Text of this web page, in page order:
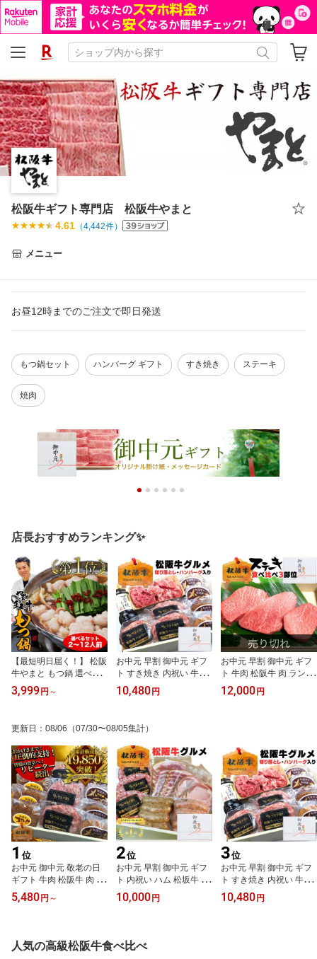
松阪牛ギフト専門店 松阪牛やまと
4.61 （4,442件）
メニュー
お昼12時までのご注文で即日発送
もつ鍋セット ハンバーグ ギフト すき焼き ステーキ
焼肉
店長おすすめランキング✨️
【最短明日届く！】 松阪
牛やまと もつ鍋 選べる 2
人前 4人前 6人前 8人前 1
2人前 セット お取り寄せ
グルメ プレゼント 鍋パ
ーティー ホルモン スー
プ
3,999円 ～
お中元 早割 御中元 ギフ
ト すき焼き 内祝い 牛肉
松阪牛 肉 ハンバーグ 詰
め合わせ 松坂牛 デラッ
落とし 250g 誕生日 プレ
ゼント 出産祝い 出産内
祝い お返し 食べ物 お肉
お祝い返し
10,480円
お中元 早割 御中元 ギフ
ト 牛肉 松阪牛 肉 ランプ
イチボ シンシン 牛肉 ス
テーキ 赤身 食べ比べ 3部
ト 人気 通販 和牛 冷凍 お
祝い 内祝い お返し お取
り寄せグルメ
12,000円
更新日 ： 08/06 （07/30〜08/05集計）
1 位
お中元 御中元 敬老の日
ギフト 牛肉 松阪牛 肉 ハ
ンバーグ 選べる デラッ
クス セット A B C 残暑見
お祝い返し お返し 出産
祝い 結婚祝い 出産祝い
5,480円 ～
2位
お中元 早割 御中元 ギフ
ト 内祝い ハム 松坂牛 ハ
ンバーグ グルメ D 詰め
合わせ ハンバーグ x3 ベ
ス 2 セット 1万円 松阪牛
2025 出産祝い 結婚祝い
10,000円
3位
お中元 早割 御中元 ギフ
ト すき焼き 内祝い 牛肉
松阪牛 肉 ハンバーグ 詰
め合わせ 松坂牛 デラッ
10,480円
人気の高級松阪牛食べ比べ